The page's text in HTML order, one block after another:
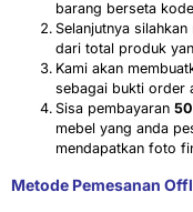
barang berseta
Selanjutnya
dari total produk
Kami akan
sebagai bukti order
Sisa pembayaran
mebel yang anda
mendapatkan foto
Metode Pemesanan